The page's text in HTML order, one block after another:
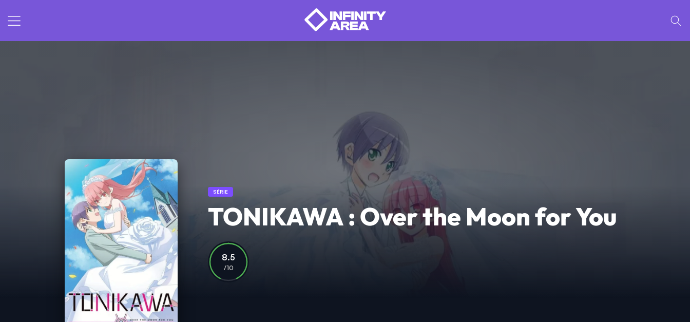
SÉRIE
TONIKAWA : Over the Moon for You
8.5
/10